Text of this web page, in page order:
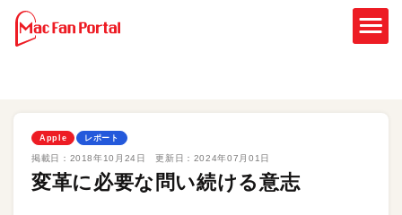
Apple レポート
掲載日： 2018年10月24日 更新日： 2024年07月01日
変革に必要な問い続ける意志